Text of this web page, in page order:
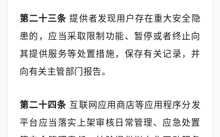
第二十三条 提供者发现用户存在重大安全隐
患的，应当采取限制功能、暂停或者终止向
其提供服务等处置措施，保存有关记录，并
向有关主管部门报告。
第二十四条 互联网应用商店等应用程序分发
平台应当落实上架审核日常管理、应急处置